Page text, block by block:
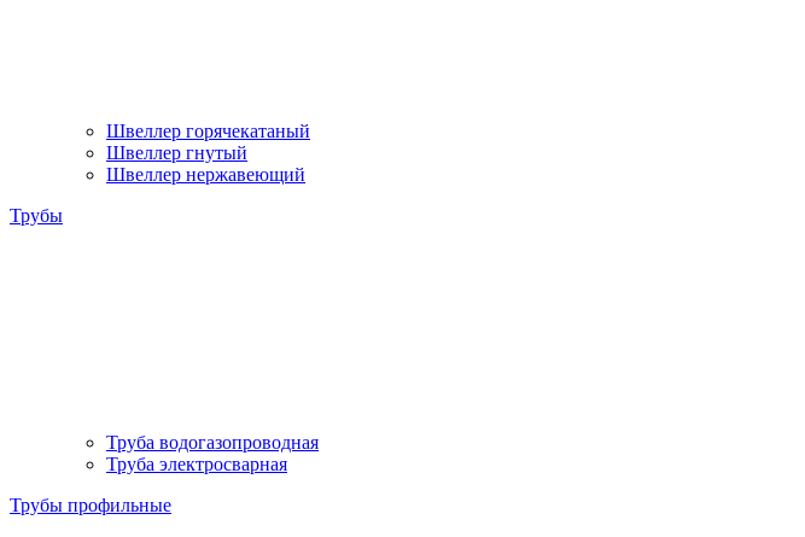
Швеллер горячекатаный
Швеллер гнутый
Швеллер нержавеющий
Трубы
Труба водогазопроводная
Труба электросварная
Трубы профильные